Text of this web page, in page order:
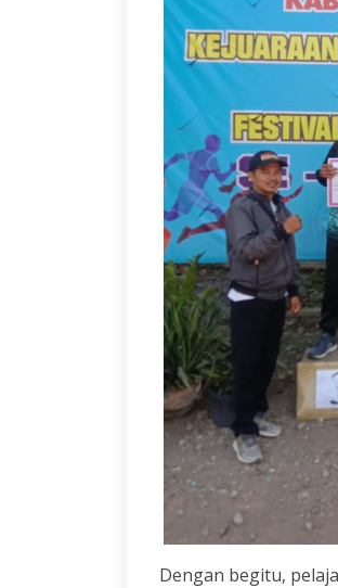
Dengan begitu,